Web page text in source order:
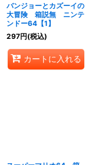
バンジョーとカズーイの
大冒険 箱説無 ニンテ
ンドー64【1】
297円(税込)
カートに入れる